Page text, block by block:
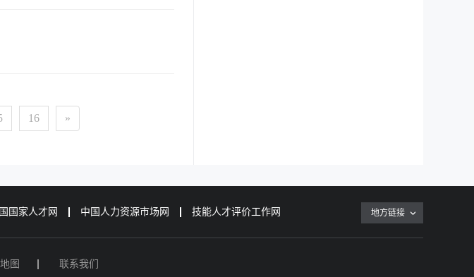
16 »
国家人才网 中国人力资源市场网 技能人才评价工作网 地方链接
图 联系我们